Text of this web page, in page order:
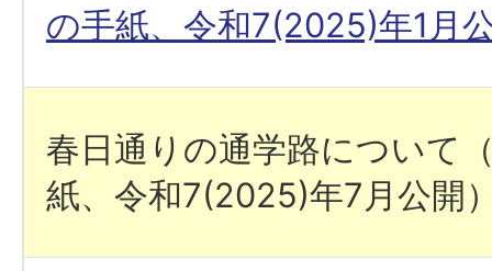
の手紙、令和7(2025)年1月
春日通りの通学路について
紙、令和7(2025)年7月公開